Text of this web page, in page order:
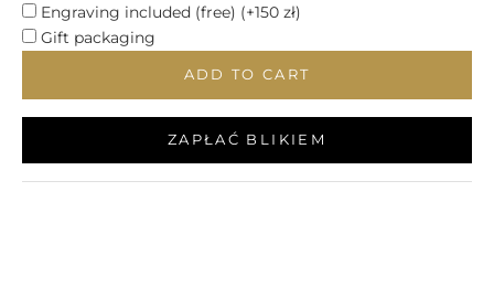
Engraving included (free) (+150 zł)
Gift packaging
ADD TO CART
ZAPŁAĆ BLIKIEM